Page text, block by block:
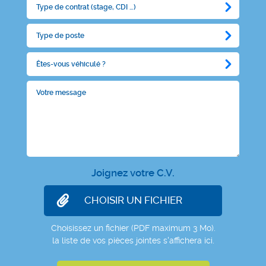
Femme de ménage, aide
ménagère au domicile des
particuliers, aide à domicile
cdi
temps partiel en fonction de vos
disponibilités - Mouvaux
35h - Mouvaux
Joignez votre C.V.
Choisissez un fichier (PDF maximum 3 Mo).
la liste de vos pièces jointes s'affichera ici.